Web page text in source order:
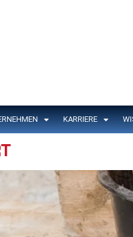
KARRIERE